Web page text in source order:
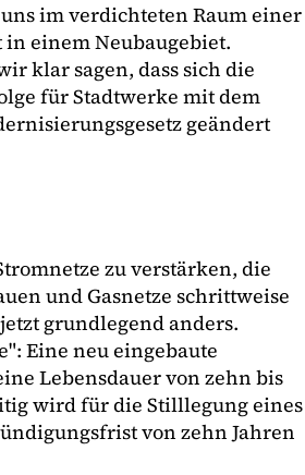
im verdichteten Raum einer
einem Neubaugebiet.
klar sagen, dass sich die
für Stadtwerke mit dem
geändert
zu verstärken, die
und Gasnetze schrittweise
grundlegend anders.
Eine neu eingebaute
Lebensdauer von zehn bis
wird für die Stilllegung eines
von zehn Jahren